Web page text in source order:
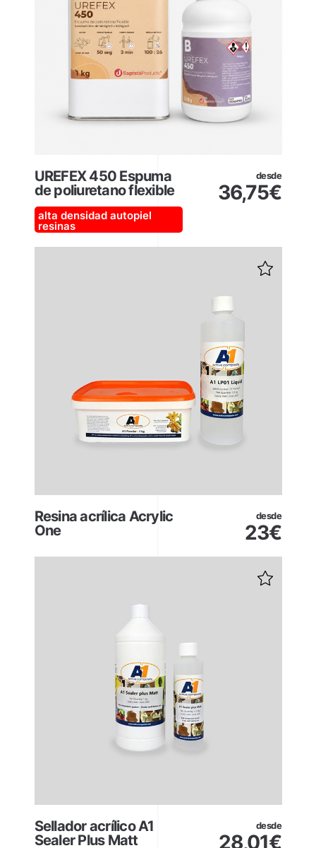
UREFEX 450 Espuma
de poliuretano flexible
alta densidad autopiel
resinas
desde
36,75€
Resina acrílica Acrylic
One
desde
23€
Sellador acrílico A1
Sealer Plus Matt
desde
28,01€